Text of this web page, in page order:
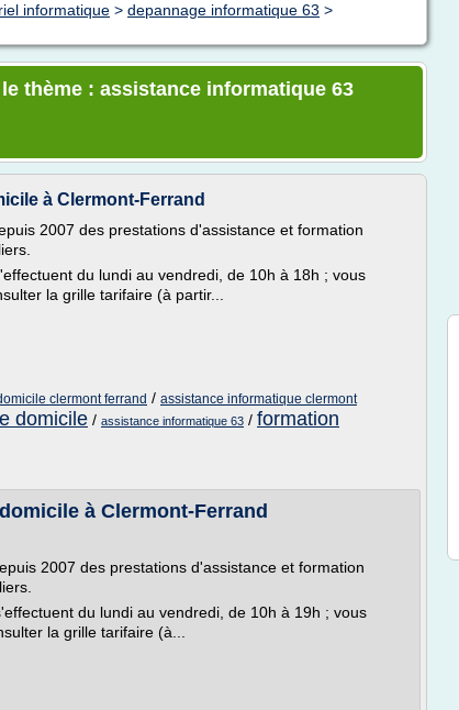
informatique > depannage informatique 63 >
thème : assistance informatique 63
à Clermont-Ferrand
2007 des prestations d'assistance et formation
du lundi au vendredi, de 10h à 18h ; vous
la grille tarifaire (à partir...
clermont ferrand / assistance informatique clermont
domicile / assistance informatique 63 / formation
à Clermont-Ferrand
2007 des prestations d'assistance et formation
du lundi au vendredi, de 10h à 19h ; vous
la grille tarifaire (à...